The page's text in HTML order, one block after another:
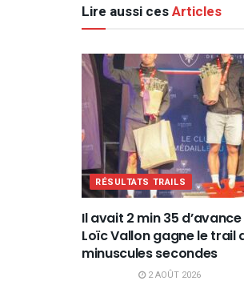
Lire aussi cesArticles
RÉSULTATS TRAILS
Il avait 2 min 35
Loïc Vallon gagne le trail
minuscules secondes
2 AOÛT 2026